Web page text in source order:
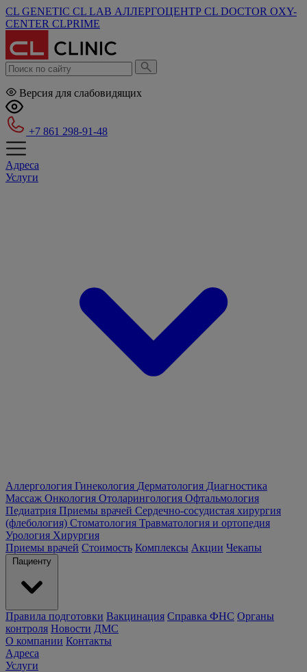
CL GENETIC CL LAB АЛЛЕРГОЦЕНТР CL DOCTOR OXY-
CENTER CLPRIME
Версия для слабовидящих
+7 861 298-91-48
Адреса
Услуги
Аллергология Гинекология Дерматология Диагностика
Массаж Онкология Отоларингология Офтальмология
Педиатрия Приемы врачей Сердечно-сосудистая хирургия
(флебология) Стоматология Травматология и ортопедия
Урология Хирургия
Приемы врачей Стоимость Комплексы Акции Чекапы
Пациенту
Правила подготовки Вакцинация Справка ФНС Органы
контроля Новости ДМС
О компании Контакты
Адреса
Услуги